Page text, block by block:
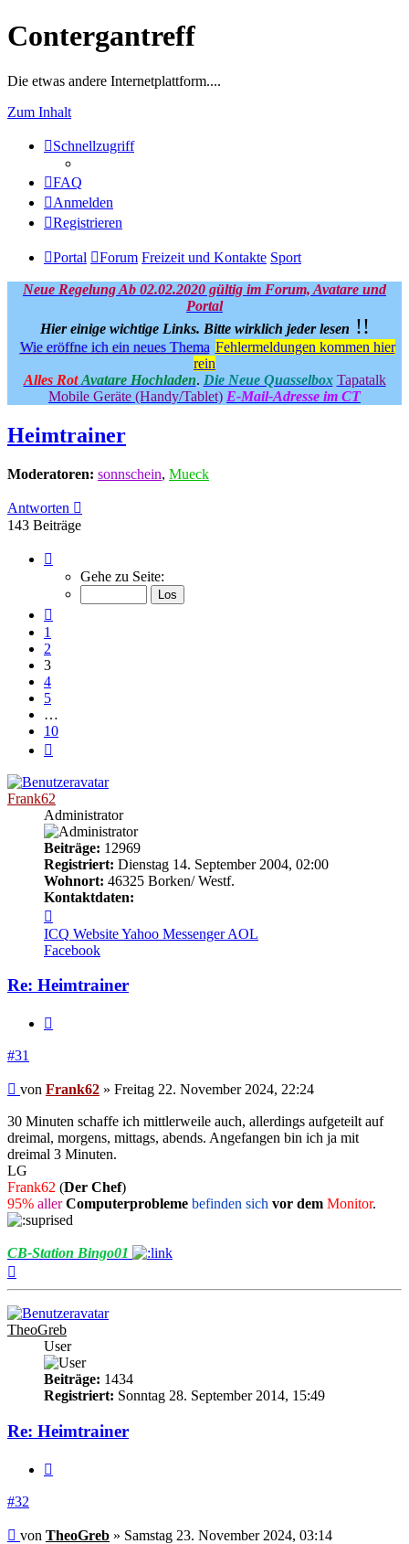
Contergantreff
Die etwas andere Internetplattform....
Zum Inhalt
Schnellzugriff
FAQ
Anmelden
Registrieren
Portal Forum Freizeit und Kontakte Sport
Neue Regelung Ab 02.02.2020 gültig im Forum, Avatare und
Portal
Hier einige wichtige Links. Bitte wirklich jeder lesen !!
Wie eröffne ich ein neues Thema Fehlermeldungen kommen hier
rein
Alles Rot Avatare Hochladen. Die Neue Quasselbox Tapatalk
Mobile Geräte (Handy/Tablet) E-Mail-Adresse im CT
Heimtrainer
Moderatoren: sonnschein, Mueck
Antworten
143 Beiträge
von
Gehe zu Seite:
1
2
3
4
5
…
10
Frank62
Administrator
Beiträge: 12969
Registriert: Dienstag 14. September 2004, 02:00
Wohnort: 46325 Borken/ Westf.
Kontaktdaten:
von
Frank62
ICQ WebsiteYahoo Messenger AOL
Facebook
Re: Heimtrainer
#31
Beitrag
von Frank62 » Freitag 22. November 2024, 22:24
30 Minuten schaffe ich mittlerweile auch, allerdings aufgeteilt auf
dreimal, morgens, mittags, abends. Angefangen bin ich ja mit
dreimal 3 Minuten.
LG
Frank62 (Der Chef)
95% aller Computerprobleme befinden sich vor dem Monitor.
CB-Station Bingo01
TheoGreb
User
Beiträge: 1434
Registriert: Sonntag 28. September 2014, 15:49
Re: Heimtrainer
#32
Beitrag
von TheoGreb » Samstag 23. November 2024, 03:14